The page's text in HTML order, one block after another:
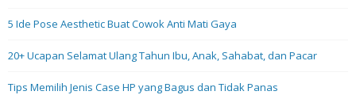
5 Ide Pose Aesthetic Buat Cowok Anti Mati Gaya
20+ Ucapan Selamat Ulang Tahun Ibu, Anak, Sahabat, dan Pacar
Tips Memilih Jenis Case HP yang Bagus dan Tidak Panas